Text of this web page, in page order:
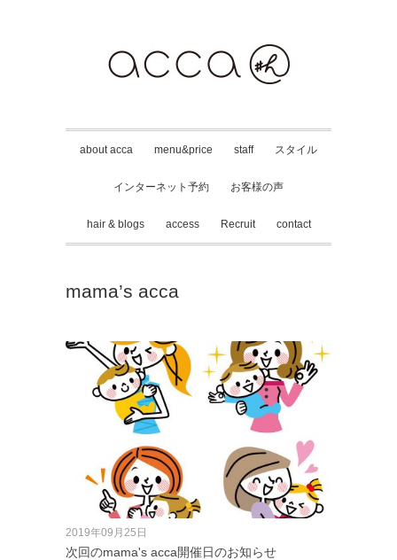
about acca menu&price staff スタイル
インターネット予約 お客様の声
hair & blogs access Recruit contact
mama’s acca
2019年09月25日
次回のmama's acca開催日のお知らせ